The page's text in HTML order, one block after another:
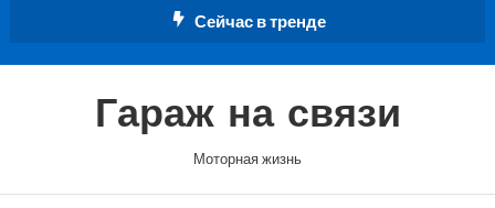
Сейчас в тренде
Гараж на связи
Моторная жизнь